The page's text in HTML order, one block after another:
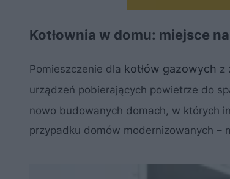
Kotłownia w domu: miejsce
Pomieszczenie dla kotłów gazowych z
urządzeń pobierających powietrze do
nowo budowanych domach, w których
przypadku domów modernizowanych –